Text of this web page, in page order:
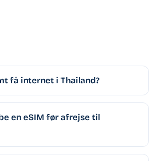
få internet i Thailand?
en eSIM før afrejse til